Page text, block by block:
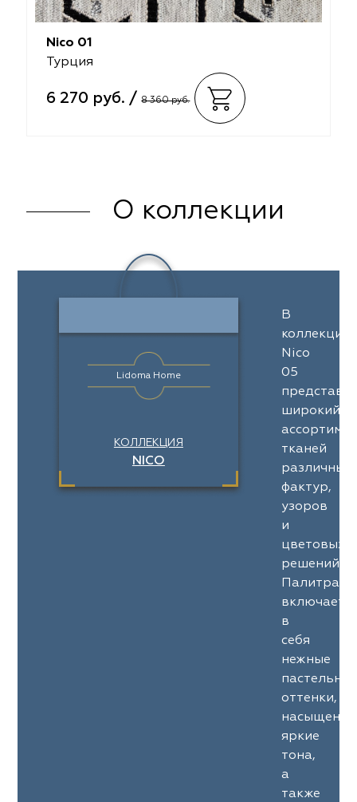
Nico 01
Турция
6 270 руб. /8 360 руб.
О коллекции
Lidoma Home
КОЛЛЕКЦИЯ
NICO
В
коллекции
Nico
05
широкий
тканей
различных
фактур,
узоров
и
цветовых
решений.
Палитра
включает
в
себя
нежные
оттенки,
яркие
тона,
а
также